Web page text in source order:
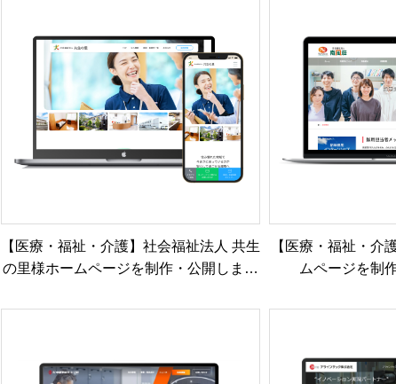
【医療・福祉・介護】社会福祉法人 共生
の里様ホームページを制作・公開しまし
【医療・福祉・介
ムページを制